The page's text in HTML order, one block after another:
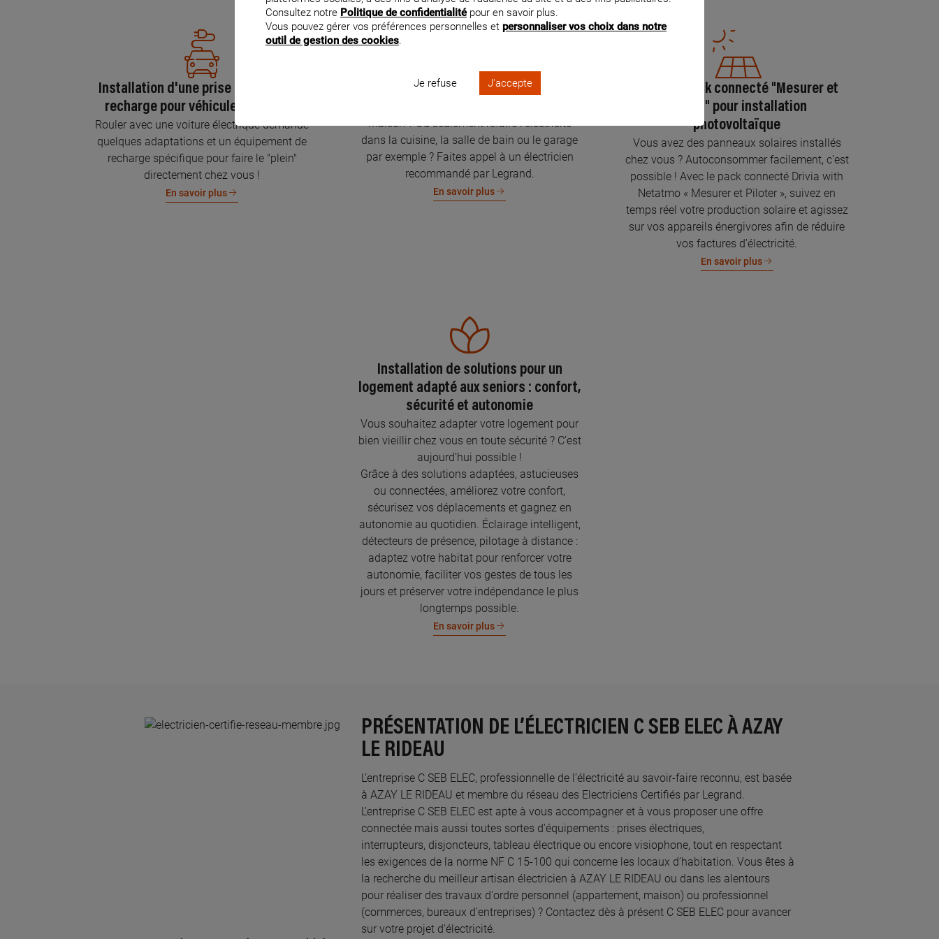
Installation d'une prise GREEN'UP de
recharge pour véhicule électrique
Rouler avec une voiture électrique demande
quelques adaptations et un équipement de
recharge spécifique pour faire le "plein"
directement chez vous !
En savoir plus
Rénovation électrique de la maison
maison ? Ou seulement refaire l'électricité
dans la cuisine, la salle de bain ou le garage
par exemple ? Faites appel à un électricien
recommandé par Legrand.
En savoir plus
Pose du pack connecté "Mesurer et
piloter" pour installation
photovoltaïque
Vous avez des panneaux solaires installés
chez vous ? Autoconsommer facilement, c’est
possible ! Avec le pack connecté Drivia with
Netatmo « Mesurer et Piloter », suivez en
temps réel votre production solaire et agissez
sur vos appareils énergivores afin de réduire
vos factures d’électricité.
En savoir plus
Installation de solutions pour un
logement adapté aux seniors : confort,
sécurité et autonomie
Vous souhaitez adapter votre logement pour
bien vieillir chez vous en toute sécurité ? C’est
aujourd’hui possible !
Grâce à des solutions adaptées, astucieuses
ou connectées, améliorez votre confort,
sécurisez vos déplacements et gagnez en
autonomie au quotidien. Éclairage intelligent,
détecteurs de présence, pilotage à distance :
adaptez votre habitat pour renforcer votre
autonomie, faciliter vos gestes de tous les
jours et préserver votre indépendance le plus
longtemps possible.
En savoir plus
PRÉSENTATION DE L’ÉLECTRICIEN C SEB ELEC À AZAY
LE RIDEAU
L’entreprise C SEB ELEC, professionnelle de l’électricité au savoir-faire reconnu, est basée
à AZAY LE RIDEAU et membre du réseau des Electriciens Certifiés par Legrand.​
L’entreprise C SEB ELEC est apte à vous accompagner et à vous proposer une offre
connectée mais aussi toutes sortes d'équipements : prises électriques,
interrupteurs, disjoncteurs, tableau électrique ou encore visiophone, tout en respectant
les exigences de la norme NF C 15-100 qui concerne les locaux d’habitation. Vous êtes à
la recherche du meilleur artisan électricien à AZAY LE RIDEAU ou dans les alentours
pour réaliser des travaux d'ordre personnel (appartement, maison) ou professionnel
(commerces, bureaux d'entreprises) ? Contactez dès à présent C SEB ELEC pour avancer
sur votre projet d’électricité.
Consultez notre Politique de confidentialitépour en savoir plus.
Vous pouvez gérer vos préférences personnelles et personnaliser vos choix dans notre
outil de gestion des cookies.
Je refuse J'accepte